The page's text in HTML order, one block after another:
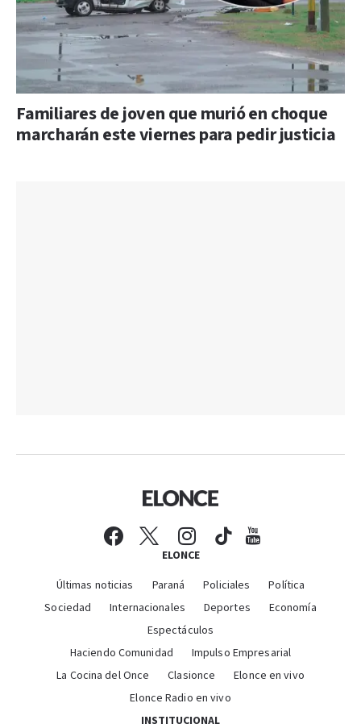
Familiares de joven que murió en choque
marcharán este viernes para pedir justicia
ELONCE
Últimas noticias Paraná Policiales
Política
Sociedad
Internacionales Deportes
Economía
Espectáculos
Haciendo Comunidad
Impulso Empresarial
La Cocina del Once
Clasionce
Elonce en vivo
Elonce Radio en vivo
INSTITUCIONAL